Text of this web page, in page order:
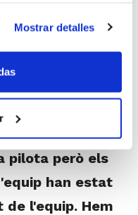
Mostrar detalles
de moments.
elles ens
fet un gran
pilota però els
han estat
l'equip. Hem